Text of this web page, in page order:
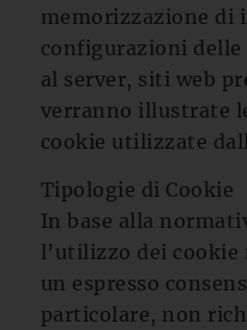
memorizzazione di
configurazioni delle
al server, siti web
verranno illustrate
cookie utilizzate
Tipologie di Cookie
In base alla
l’utilizzo dei cookie
un espresso
particolare, non